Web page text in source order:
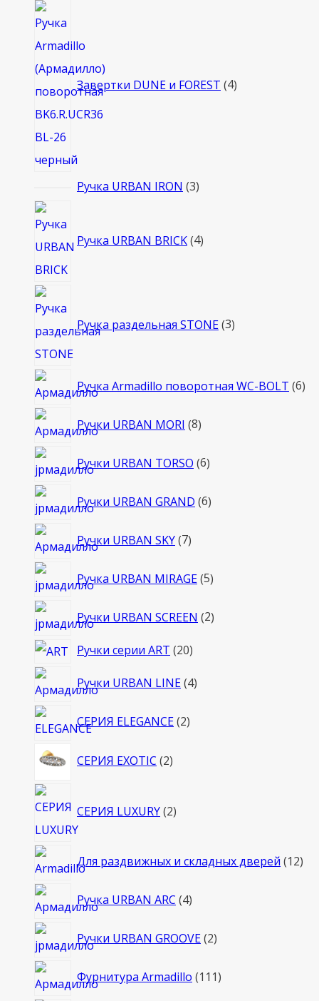
Завертки DUNE и FOREST 4
Ручка URBAN IRON 33
Ручка URBAN BRICK 4товара
Ручка раздельная STONE 3товара
Ручка Armadillo поворотная WC-BOLT 66
Ручки URBAN MORI 88
Ручки URBAN TORSO 66
Ручки URBAN GRAND 66
Ручки URBAN SKY 77
Ручка URBAN MIRAGE 55
Ручки URBAN SCREEN 22
Ручки серии ART 2020
Ручки URBAN LINE 44
СЕРИЯ ELEGANCE 22
СЕРИЯ EXOTIC 22
СЕРИЯ LUXURY 2товара
Для раздвижных и складных дверей 1212
Ручка URBAN ARC 44
Ручки URBAN GROOVE 22
Фурнитура Armadillo 111111